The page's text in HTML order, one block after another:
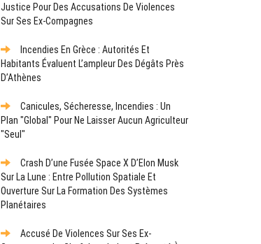
Justice Pour Des Accusations De Violences
Sur Ses Ex-Compagnes
Incendies En Grèce : Autorités Et
Habitants Évaluent L’ampleur Des Dégâts Près
D’Athènes
Canicules, Sécheresse, Incendies : Un
Plan "global" Pour Ne Laisser Aucun Agriculteur
"seul"
Crash D’une Fusée Space X D’Elon Musk
Sur La Lune : Entre Pollution Spatiale Et
Ouverture Sur La Formation Des Systèmes
Planétaires
Accusé De Violences Sur Ses Ex-